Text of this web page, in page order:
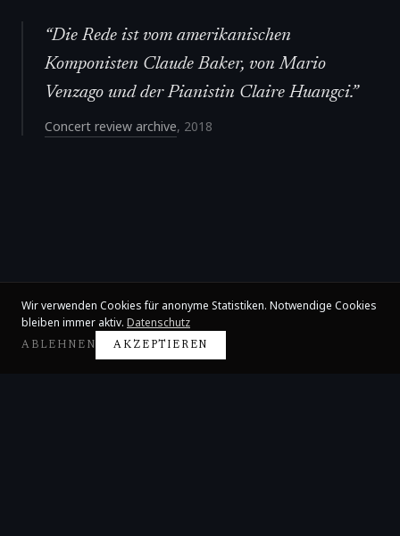
“Die Rede ist vom amerikanischen
Komponisten Claude Baker, von Mario
Venzago und der Pianistin Claire Huangci.”
Concert review archive, 2018
Wir verwenden Cookies für anonyme Statistiken. Notwendige Cookies
bleiben immer aktiv. Datenschutz
ABLEHNEN AKZEPTIEREN